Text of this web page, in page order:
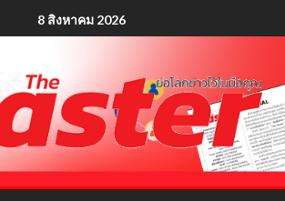
8 สิงหาคม 2026